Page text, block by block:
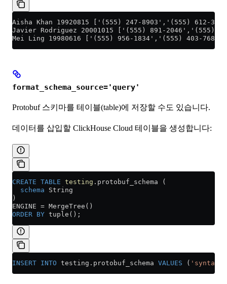
Aisha Khan 19920815 ['(555) 247-8903','(555) 612-
Javier Rodriguez 20001015 ['(555) 891-2046','(555)
Mei Ling 19980616 ['(555) 956-1834','(555) 403-7682']
format_schema_source='query'
Protobuf 스키마를 테이블(table)에 저장할 수도 있습니다.
데이터를 삽입할 ClickHouse Cloud 테이블을 생성합니다:
CREATE TABLE testing .protobuf_schema (
  schema
String
)
ENGINE = MergeTree()
ORDER BY tuple();
INSERT INTO testing . protobuf_schema VALUES ( 'syntax